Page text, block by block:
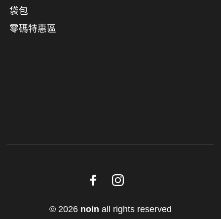
袋包
零碼特惠區
© 2026 noin all rights reserved